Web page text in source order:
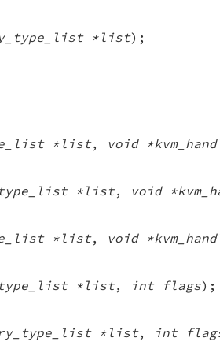
*list);
*list, void
*list, void
*list, void
*list, int flags);
*list, int